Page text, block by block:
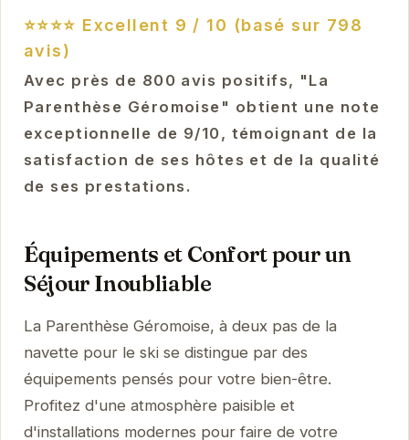
⭐⭐⭐⭐ Excellent 9 / 10 (basé sur 798
avis)
Avec près de 800 avis positifs, "La
Parenthèse Géromoise" obtient une note
exceptionnelle de 9/10, témoignant de la
satisfaction de ses hôtes et de la qualité
de ses prestations.
Équipements et Confort pour un
Séjour Inoubliable
La Parenthèse Géromoise, à deux pas de la
navette pour le ski se distingue par des
équipements pensés pour votre bien-être.
Profitez d'une atmosphère paisible et
d'installations modernes pour faire de votre